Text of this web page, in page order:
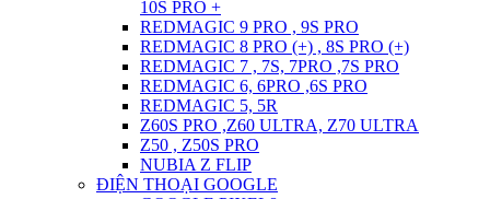
10S PRO +
REDMAGIC 9 PRO , 9S PRO
REDMAGIC 8 PRO (+) , 8S PRO (+)
REDMAGIC 7 , 7S, 7PRO ,7S PRO
REDMAGIC 6, 6PRO ,6S PRO
REDMAGIC 5, 5R
Z60S PRO ,Z60 ULTRA, Z70 ULTRA
Z50 , Z50S PRO
NUBIA Z FLIP
ĐIỆN THOẠI GOOGLE